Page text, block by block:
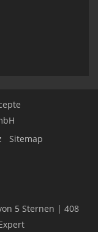
Sitemap
5 Sternen | 408